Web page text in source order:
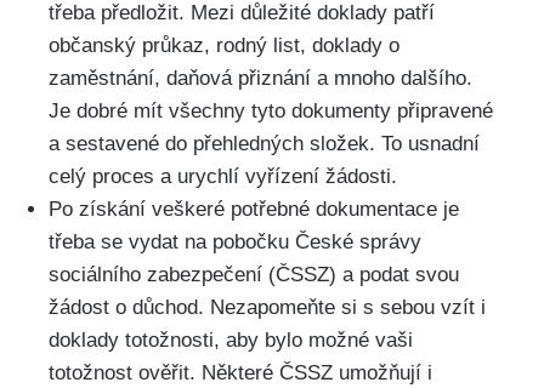
třeba předložit. Mezi důležité doklady patří
občanský průkaz, rodný list, doklady o
zaměstnání, daňová přiznání a mnoho dalšího.
Je dobré mít všechny tyto dokumenty připravené
a sestavené do přehledných složek. To usnadní
celý proces a urychlí vyřízení žádosti.
Po získání veškeré potřebné dokumentace je
třeba se vydat na pobočku České správy
sociálního zabezpečení (ČSSZ) a podat svou
žádost o důchod. Nezapomeňte si s sebou vzít i
doklady totožnosti, aby bylo možné vaši
totožnost ověřit. Některé ČSSZ umožňují i